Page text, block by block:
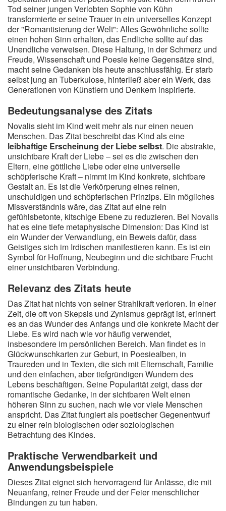
Tod seiner jungen Verlobten Sophie von Kühn
transformierte er seine Trauer in ein universelles Konzept
der "Romantisierung der Welt": Alles Gewöhnliche sollte
einen hohen Sinn erhalten, das Endliche sollte auf das
Unendliche verweisen. Diese Haltung, in der Schmerz und
Freude, Wissenschaft und Poesie keine Gegensätze sind,
macht seine Gedanken bis heute anschlussfähig. Er starb
selbst jung an Tuberkulose, hinterließ aber ein Werk, das
Generationen von Künstlern und Denkern inspirierte.
Bedeutungsanalyse des Zitats
Novalis sieht im Kind weit mehr als nur einen neuen
Menschen. Das Zitat beschreibt das Kind als eine
leibhaftige Erscheinung der Liebe selbst. Die abstrakte,
unsichtbare Kraft der Liebe – sei es die zwischen den
Eltern, eine göttliche Liebe oder eine universelle
schöpferische Kraft – nimmt im Kind konkrete, sichtbare
Gestalt an. Es ist die Verkörperung eines reinen,
unschuldigen und schöpferischen Prinzips. Ein mögliches
Missverständnis wäre, das Zitat auf eine rein
gefühlsbetonte, kitschige Ebene zu reduzieren. Bei Novalis
hat es eine tiefe metaphysische Dimension: Das Kind ist
ein Wunder der Verwandlung, ein Beweis dafür, dass
Geistiges sich im Irdischen manifestieren kann. Es ist ein
Symbol für Hoffnung, Neubeginn und die sichtbare Frucht
einer unsichtbaren Verbindung.
Relevanz des Zitats heute
Das Zitat hat nichts von seiner Strahlkraft verloren. In einer
Zeit, die oft von Skepsis und Zynismus geprägt ist, erinnert
es an das Wunder des Anfangs und die konkrete Macht der
Liebe. Es wird nach wie vor häufig verwendet,
insbesondere im persönlichen Bereich. Man findet es in
Glückwunschkarten zur Geburt, in Poesiealben, in
Traureden und in Texten, die sich mit Elternschaft, Familie
und den einfachen, aber tiefgründigen Wundern des
Lebens beschäftigen. Seine Popularität zeigt, dass der
romantische Gedanke, in der sichtbaren Welt einen
höheren Sinn zu suchen, nach wie vor viele Menschen
anspricht. Das Zitat fungiert als poetischer Gegenentwurf
zu einer rein biologischen oder soziologischen
Betrachtung des Kindes.
Praktische Verwendbarkeit und
Anwendungsbeispiele
Dieses Zitat eignet sich hervorragend für Anlässe, die mit
Neuanfang, reiner Freude und der Feier menschlicher
Bindungen zu tun haben.